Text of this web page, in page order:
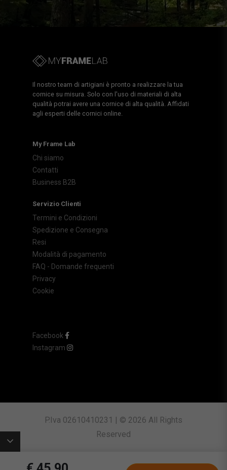
Il nostro team di artigiani è pronto a realizzare la tua
cornice su misura. Solo con l'uso di materiali di alta
qualità potrai avere una cornice di alta qualità. Affidati
agli esperti delle cornici online.
My Frame Lab
Chi siamo
Contatti
Business B2B
Servizio Clienti
Termini e Condizioni
Spedizione e Consegna
Resi
Modalità di pagamento
FAQ - Domande frequenti
Privacy
Cookie
Facebook
Instagram
P.Iva 02610410231 | © 2026 All Rights
Reserved